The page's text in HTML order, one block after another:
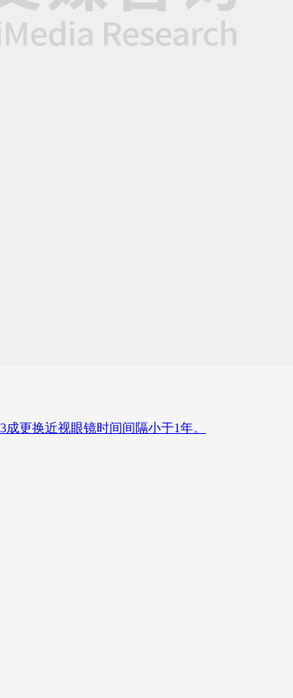
更换近视眼镜时间间隔小于1年。